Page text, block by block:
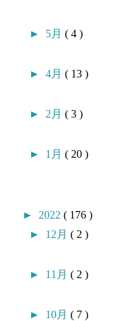
► 5月( 4 )
►4月( 13 )
► 2月( 3 )
► 1月( 20 )
► 2022( 176 )
► 12月( 2 )
► 11月( 2 )
► 10月( 7 )